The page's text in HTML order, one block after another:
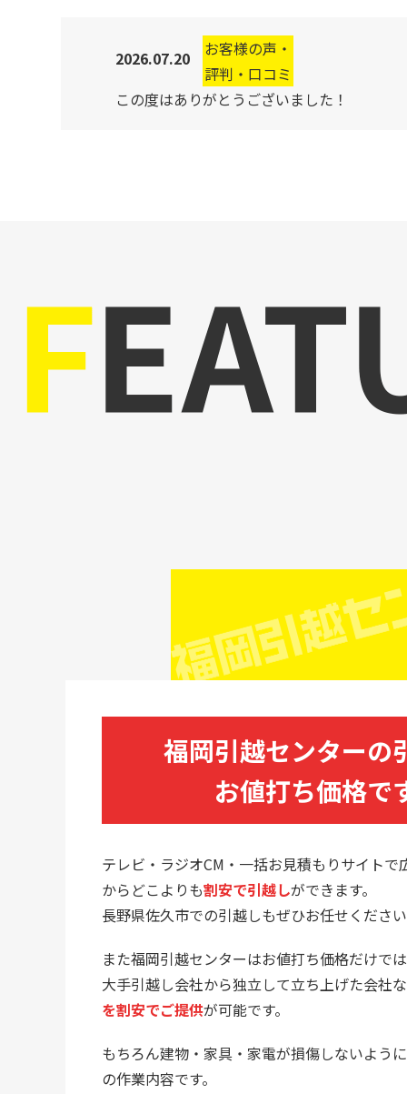
2026.07.20
お客様の声・
評判・口コミ
この度はありがとうございました！
福岡引越センターの
お値打ち価格で
テレビ・ラジオCM・一括お見積もりサイトで
からどこよりも割安で引越しができます。
長野県佐久市での引越しもぜひお任せくださ
また福岡引越センターはお値打ち価格だけで
大手引越し会社から独立して立ち上げた会社
を割安でご提供が可能です。
もちろん建物・家具・家電が損傷しないよう
の作業内容です。